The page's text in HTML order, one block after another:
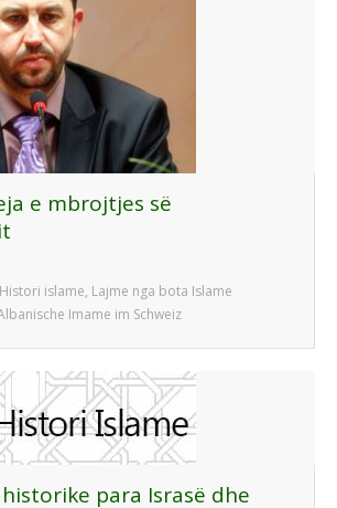
e mbrojtjes së
Histori islame, Lajme nga bota Islame
Imame im Schweiz
para Israsë dhe